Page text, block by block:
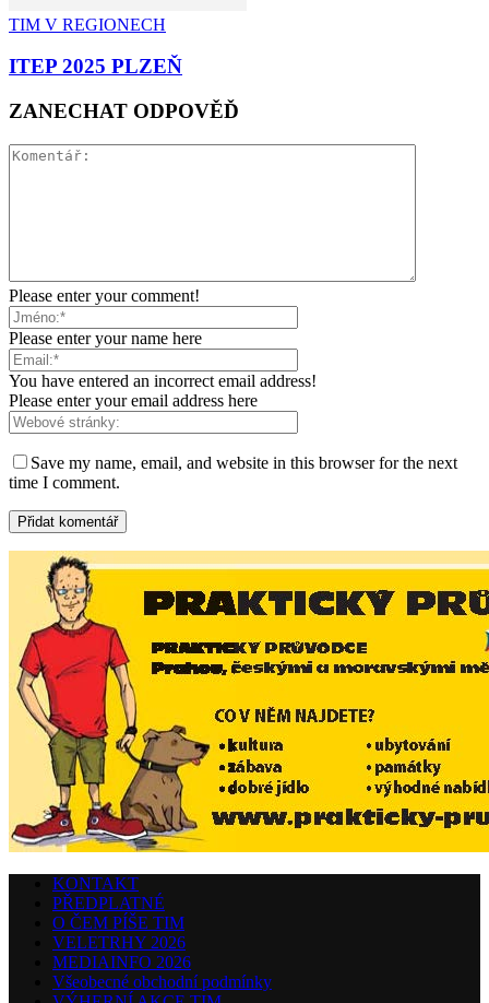
TIM V REGIONECH
ITEP 2025 PLZEŇ
ZANECHAT ODPOVĚĎ
Please enter your comment!
Please enter your name here
You have entered an incorrect email address!
Please enter your email address here
Save my name, email, and website in this browser for the next
time I comment.
KONTAKT
PŘEDPLATNÉ
O ČEM PÍŠE TIM
VELETRHY 2026
MEDIAINFO 2026
Všeobecné obchodní podmínky